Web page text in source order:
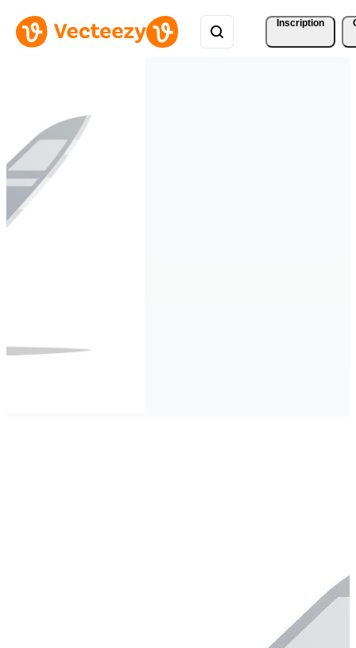
Inscription